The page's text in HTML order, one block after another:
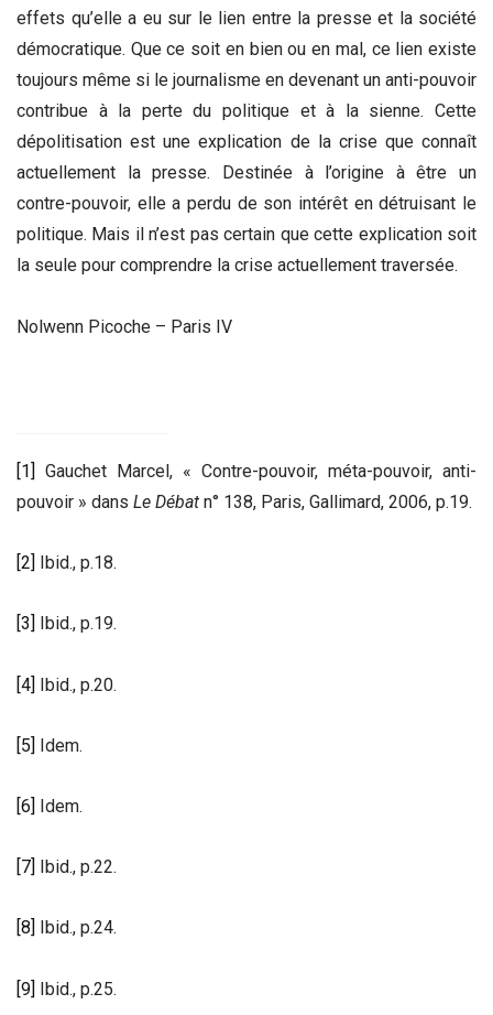
effets qu’elle a eu sur le lien entre la presse et la société
démocratique. Que ce soit en bien ou en mal, ce lien existe
toujours même si le journalisme en devenant un anti-pouvoir
contribue à la perte du politique et à la sienne. Cette
dépolitisation est une explication de la crise que connaît
actuellement la presse. Destinée à l’origine à être un
contre-pouvoir, elle a perdu de son intérêt en détruisant le
politique. Mais il n’est pas certain que cette explication soit
la seule pour comprendre la crise actuellement traversée.
Nolwenn Picoche – Paris IV
[1] Gauchet Marcel, « Contre-pouvoir, méta-pouvoir, anti-
pouvoir » dans Le Débat n° 138, Paris, Gallimard, 2006, p.19.
[2] Ibid., p.18.
[3] Ibid., p.19.
[4] Ibid., p.20.
[5] Idem.
[6] Idem.
[7] Ibid., p.22.
[8] Ibid., p.24.
[9] Ibid., p.25.